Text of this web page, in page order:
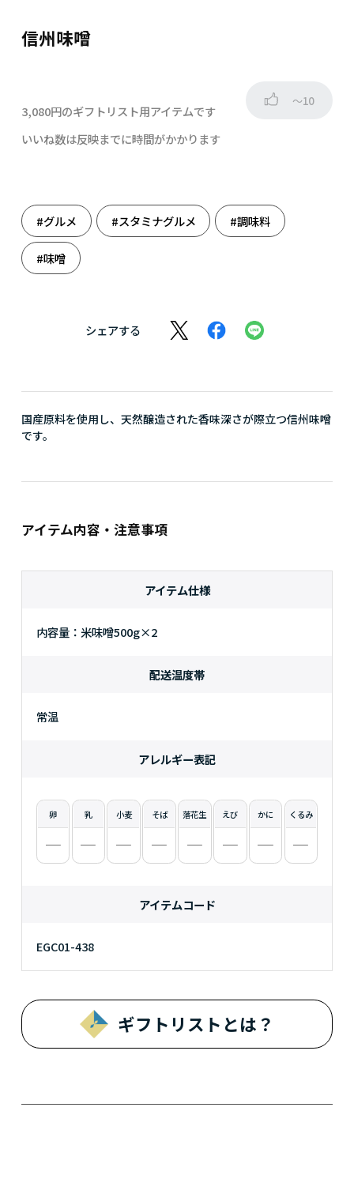
信州味噌
3,080円のギフトリスト用アイテムです
～10
いいね数は反映までに時間がかかります
#グルメ #スタミナグルメ #調味料
#味噌
シェアする
国産原料を使用し、天然醸造された香味深さが際立つ信州味噌
です。
アイテム内容・注意事項
アイテム仕様
内容量：米味噌500g×2
配送温度帯
常温
アレルギー表記
卵 乳 小麦 そば 落花生 えび かに くるみ
アイテムコード
EGC01-438
ギフトリストとは？